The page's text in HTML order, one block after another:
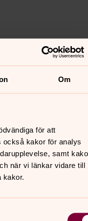
Om
för att
också kakor för analys
samt
när vi länkar vidare till
kakor.